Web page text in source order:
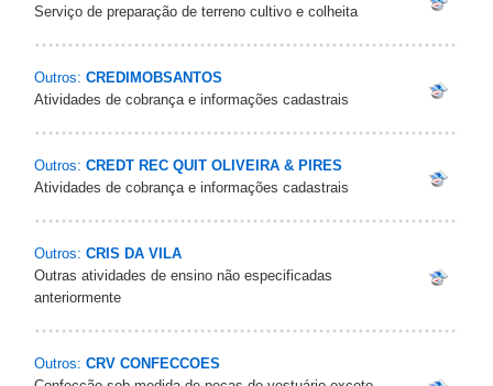
Serviço de preparação de terreno cultivo e colheita
Outros: CREDIMOBSANTOS
Atividades de cobrança e informações cadastrais
Outros: CREDT REC QUIT OLIVEIRA & PIRES
Atividades de cobrança e informações cadastrais
Outros: CRIS DA VILA
Outras atividades de ensino não especificadas
anteriormente
Outros: CRV CONFECCOES